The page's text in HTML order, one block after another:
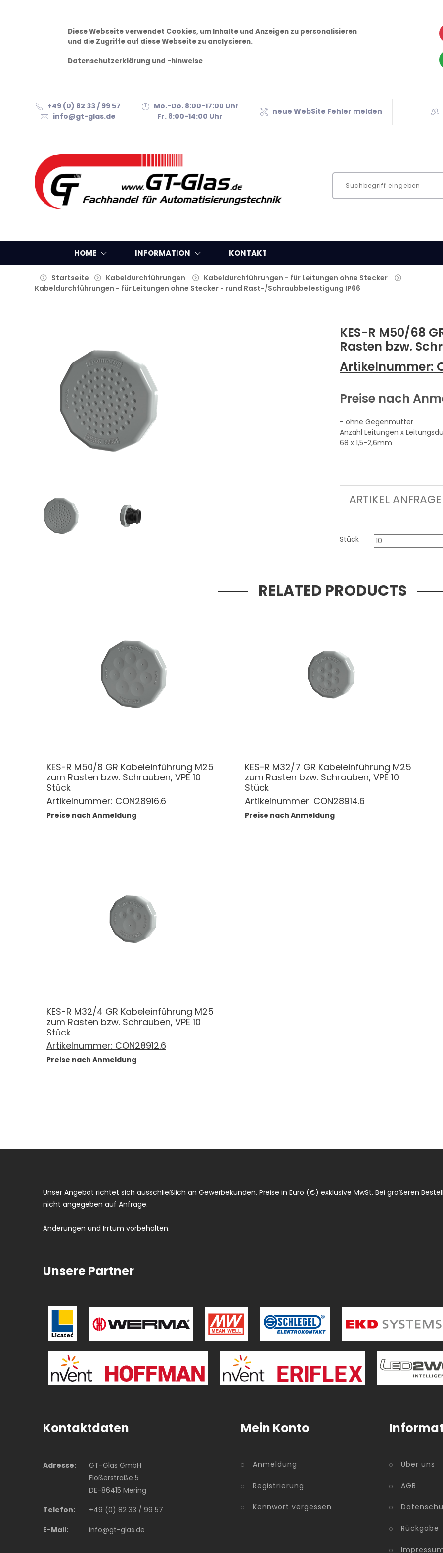
Diese Webseite verwendet Cookies, um Inhalte und Anzeigen zu personalisieren
und die Zugriffe auf diese Webseite zu analysieren.
Datenschutzerklärung und -hinweise
+49 (0) 82 33 / 99 57
info@gt-glas.de
Mo.-Do. 8:00-17:00 Uhr
Fr. 8:00-14:00 Uhr
neue WebSite Fehler melden
HOME INFORMATION KONTAKT
Startseite Kabeldurchführungen
Kabeldurchführungen - für Leitungen ohne Stecker
Kabeldurchführungen - für Leitungen ohne Stecker - rund Rast-/Schraubbefestigung IP66
KES-R M50/68
Rasten bzw.
Artikelnummer:
Preise nach
- ohne Gegenmutter
Anzahl Leitungen x
68 x 1,5-2,6mm
ARTIKEL
Stück
RELATED PRODUCTS
KES-R M50/8 GR Kabeleinführung M25
zum Rasten bzw. Schrauben, VPE 10
Stück
Artikelnummer: CON28916.6
Preise nach Anmeldung
KES-R M32/7 GR Kabeleinführung M25
zum Rasten bzw. Schrauben, VPE 10
Stück
Artikelnummer: CON28914.6
Preise nach Anmeldung
KES-R M32/4 GR Kabeleinführung M25
zum Rasten bzw. Schrauben, VPE 10
Stück
Artikelnummer: CON28912.6
Preise nach Anmeldung
Unser Angebot richtet sich ausschließlich an Gewerbekunden. Preise in Euro (€) exklusive MwSt. Bei größeren
nicht angegeben auf Anfrage.
Änderungen und Irrtum vorbehalten.
Unsere Partner
Kontaktdaten
Adresse:
GT-Glas GmbH
Flößerstraße 5
DE-86415 Mering
Telefon:
+49 (0) 82 33 / 99 57
E-Mail:
info@gt-glas.de
Mein Konto
Anmeldung
Registrierung
Kennwort vergessen
Über uns
AGB
Rückgabe